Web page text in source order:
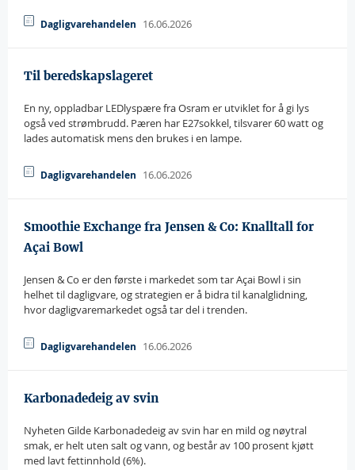
Dagligvarehandelen 16.06.2026
Til beredskapslageret
En ny, oppladbar LEDlyspære fra Osram er utviklet for å gi lys
også ved strømbrudd. Pæren har E27sokkel, tilsvarer 60 watt og
lades automatisk mens den brukes i en lampe.
Dagligvarehandelen 16.06.2026
Smoothie Exchange fra Jensen & Co: Knalltall for
Açai Bowl
Jensen & Co er den første i markedet som tar Açai Bowl i sin
helhet til dagligvare, og strategien er å bidra til kanalglidning,
hvor dagligvaremarkedet også tar del i trenden.
Dagligvarehandelen 16.06.2026
Karbonadedeig av svin
Nyheten Gilde Karbonadedeig av svin har en mild og nøytral
smak, er helt uten salt og vann, og består av 100 prosent kjøtt
med lavt fettinnhold (6%).